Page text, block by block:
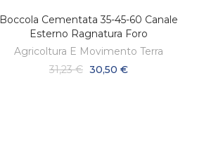
AGGIUNGI AL CARRELLO
Boccola Cementata 35-45-60 Canale
Esterno Ragnatura Foro
Agricoltura E Movimento Terra
31,23 € 30,50 €